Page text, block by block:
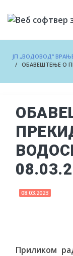
ЈП „ВОДОВОД“
/ ОБАВЕШТЕЊЕ О
08.03.2023
Приликом